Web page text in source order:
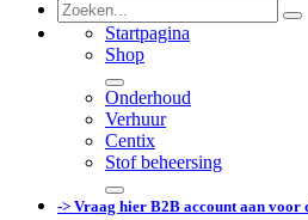
Startpagina
Shop
Onderhoud
Verhuur
Centix
Stof beheersing
-> Vraag hier B2B account aan voor